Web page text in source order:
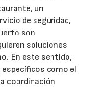
un
de seguridad,
son
soluciones
En este sentido,
específicos como el
coordinación